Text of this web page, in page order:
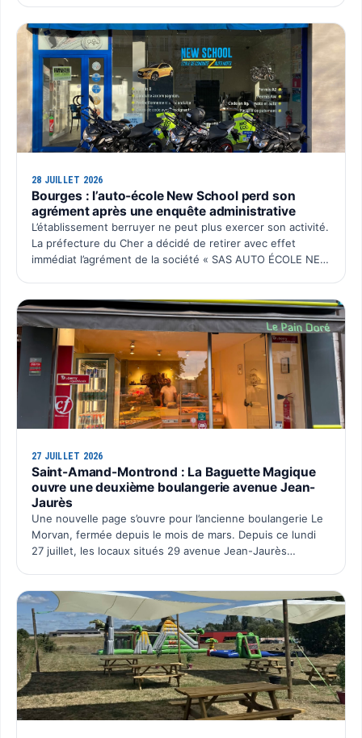
28 JUILLET 2026
Bourges : l’auto-école New School perd son
agrément après une enquête administrative
L’établissement berruyer ne peut plus exercer son activité.
La préfecture du Cher a décidé de retirer avec effet
immédiat l’agrément de la société « SAS AUTO ÉCOLE NEW
27 JUILLET 2026
Saint-Amand-Montrond : La Baguette Magique
ouvre une deuxième boulangerie avenue Jean-
Jaurès
Une nouvelle page s’ouvre pour l’ancienne boulangerie Le
Morvan, fermée depuis le mois de mars. Depuis ce lundi
27 juillet, les locaux situés 29 avenue Jean-Jaurès